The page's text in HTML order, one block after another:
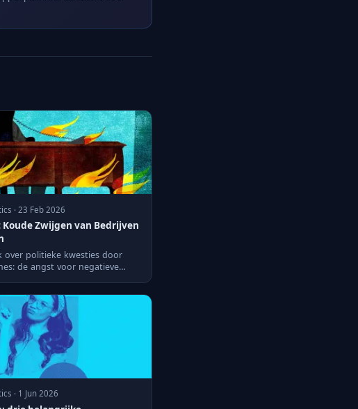
· 23 Feb 2026
Zwijgen van Bedrijven
over politieke kwesties door
de angst voor negatieve
· 1 Jun 2026